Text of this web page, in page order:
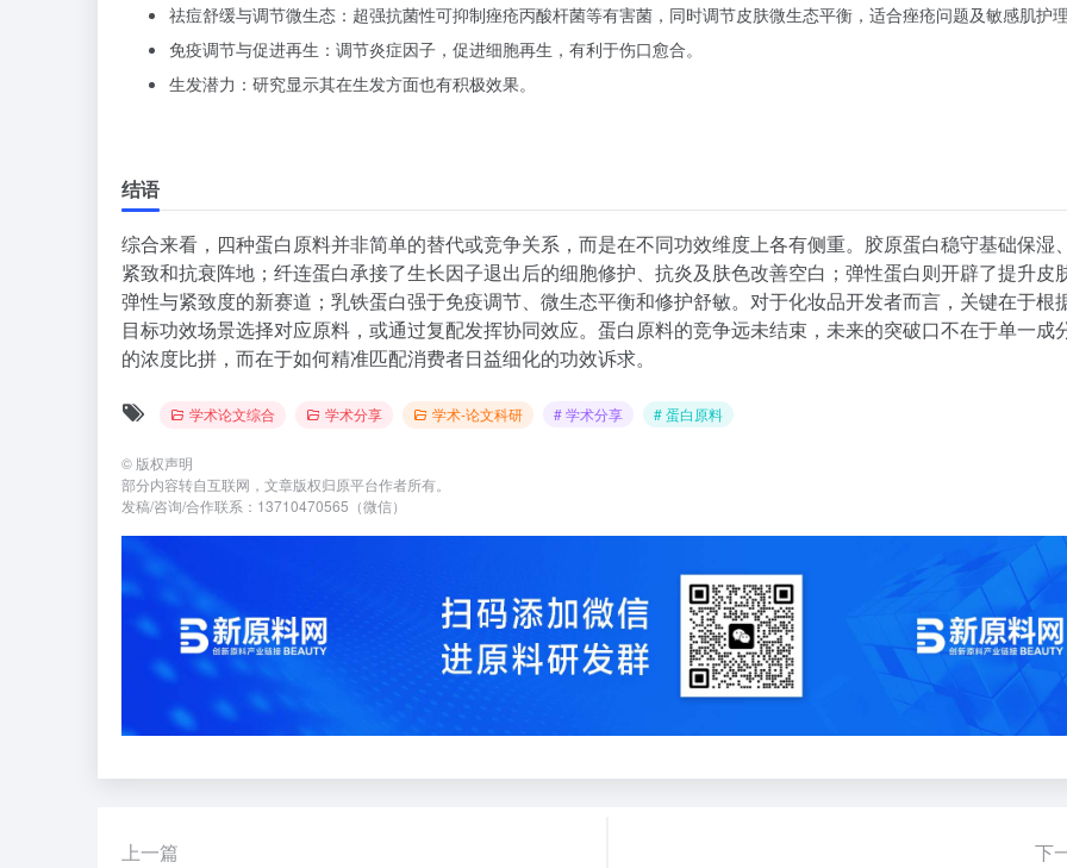
祛痘舒缓与调节微生态：超强抗菌性可抑制痤疮丙酸杆菌等有害菌，同时调节皮肤微生态平衡，适合痤疮问题及敏感肌护理
免疫调节与促进再生：调节炎症因子，促进细胞再生，有利于伤口愈合。
生发潜力：研究显示其在生发方面也有积极效果。
结语
综合来看，四种蛋白原料并非简单的替代或竞争关系，而是在不同功效维度上各有侧重。胶原蛋白稳守基础保湿、
紧致和抗衰阵地；纤连蛋白承接了生长因子退出后的细胞修护、抗炎及肤色改善空白；弹性蛋白则开辟了提升皮
弹性与紧致度的新赛道；乳铁蛋白强于免疫调节、微生态平衡和修护舒敏。对于化妆品开发者而言，关键在于根
目标功效场景选择对应原料，或通过复配发挥协同效应。蛋白原料的竞争远未结束，未来的突破口不在于单一成
的浓度比拼，而在于如何精准匹配消费者日益细化的功效诉求。
学术论文综合 学术分享 学术-论文科研 # 学术分享 # 蛋白原料
© 版权声明
部分内容转自互联网，文章版权归原平台作者所有。
发稿/咨询/合作联系：13710470565（微信）
上一篇 下